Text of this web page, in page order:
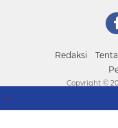
Redaksi
Copyright ©